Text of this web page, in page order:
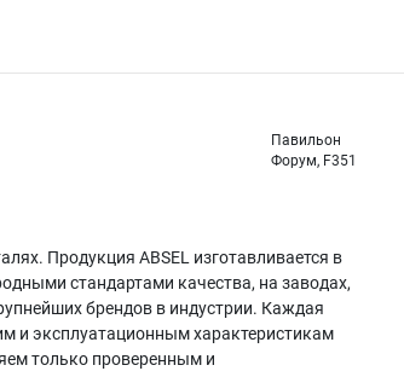
Павильон
Форум, F351
Продукция ABSEL изготавливается в
стандартами качества, на заводах,
брендов в индустрии. Каждая
и эксплуатационным характеристикам
только проверенным и